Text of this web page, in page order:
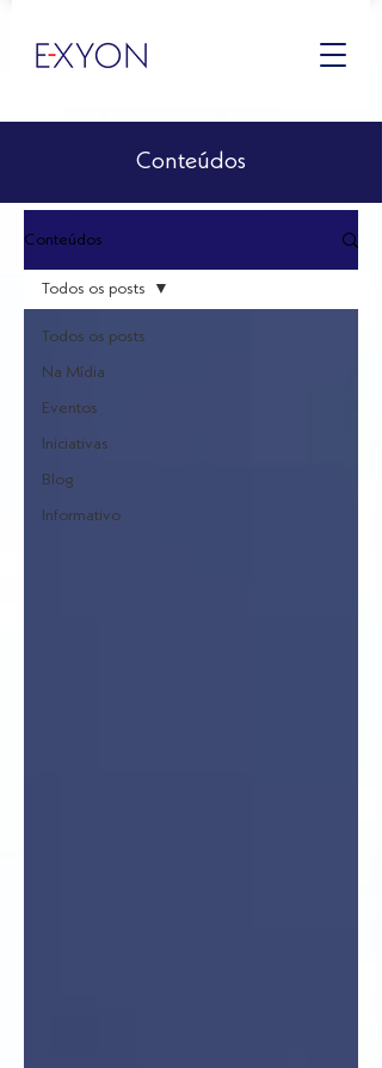
Conteúdos
Conteúdos
Todos os posts
Na Mídia
Eventos
Iniciativas
Blog
Informativo
Todos os posts